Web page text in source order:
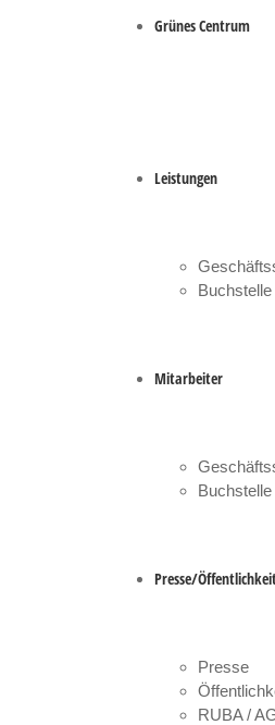
Grünes Centrum
Leistungen
Buchstelle
Mitarbeiter
Buchstelle
Presse/
Presse
RUBA /